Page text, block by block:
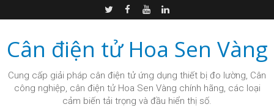
Cân điện tử Hoa Sen Vàng
Cung cấp giải pháp cân điện tử ứng dụng thiết bị đo lường, Cân
công nghiệp, cân điện tử Hoa Sen Vàng chính hãng, các loại
cảm biến tải trọng và đầu hiển thị số.